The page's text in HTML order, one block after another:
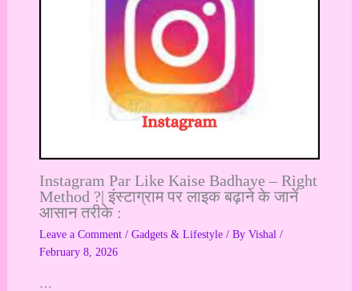
Instagram Par Like Kaise Badhaye – Right
Method ?| इंस्टाग्राम पर लाइक बढ़ाने के जानें
आसान तरीके :
Leave a Comment / Gadgets & Lifestyle/ By Vishal /
February 8, 2026
…